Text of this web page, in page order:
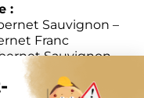
:
Sauvignon –
Franc
Sauvignon –
Franc